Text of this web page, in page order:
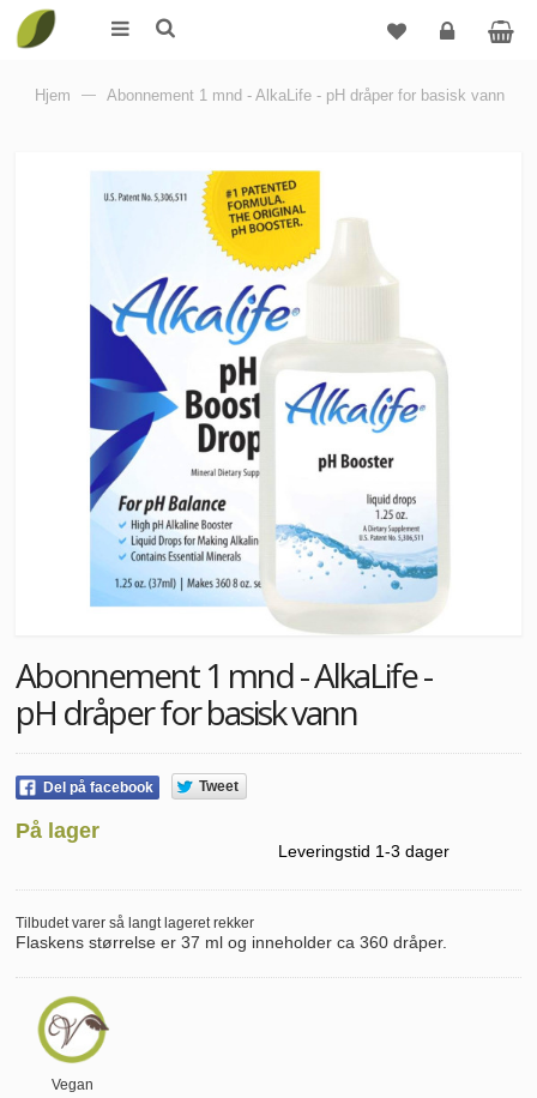
Logg
Hjem — Abonnement 1 mnd - AlkaLife - pH dråper for basisk vann
Abonnement 1 mnd - AlkaLife -
pH dråper for basisk vann
Del på facebook Tweet
På lager
Leveringstid 1-3 dager
Tilbudet varer så langt lageret rekker
Flaskens størrelse er 37 ml og inneholder ca 360 dråper.
Vegan